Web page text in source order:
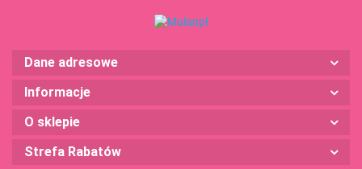
Dane adresowe
Informacje
O sklepie
Strefa Rabatów